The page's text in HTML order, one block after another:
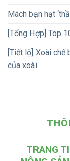
Mách bạn hạt
[Tổng Hợp] Top
[Tiết lộ] Xoài chế
của xoài
TRANG